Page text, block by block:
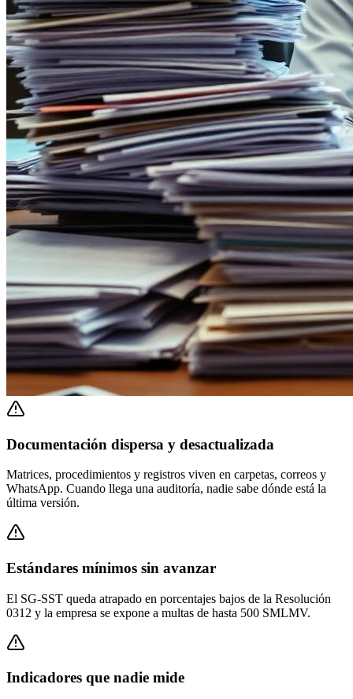
Documentación dispersa y desactualizada
Matrices, procedimientos y registros viven en carpetas, correos y
WhatsApp. Cuando llega una auditoría, nadie sabe dónde está la
última versión.
Estándares mínimos sin avanzar
El SG-SST queda atrapado en porcentajes bajos de la Resolución
0312 y la empresa se expone a multas de hasta 500 SMLMV.
Indicadores que nadie mide